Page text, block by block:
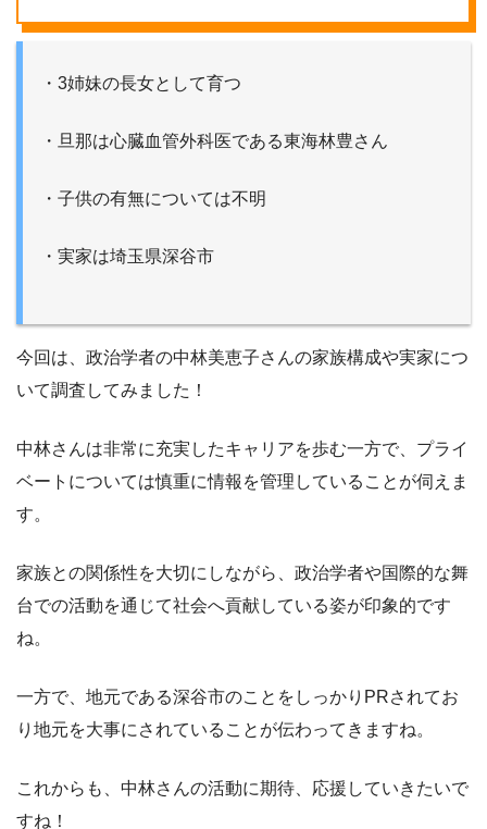
・3姉妹の長女として育つ
・旦那は心臓血管外科医である東海林豊さん
・子供の有無については不明
・実家は埼玉県深谷市
今回は、政治学者の中林美恵子さんの家族構成や実家につ
いて調査してみました！
中林さんは非常に充実したキャリアを歩む一方で、プライ
ベートについては慎重に情報を管理していることが伺えま
す。
家族との関係性を大切にしながら、政治学者や国際的な舞
台での活動を通じて社会へ貢献している姿が印象的です
ね。
一方で、地元である深谷市のことをしっかりPRされてお
り地元を大事にされていることが伝わってきますね。
これからも、中林さんの活動に期待、応援していきたいで
すね！